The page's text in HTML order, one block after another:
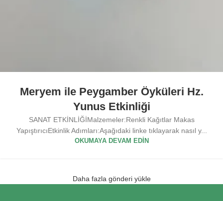
Meryem ile Peygamber Öyküleri Hz.
Yunus Etkinliği
SANAT ETKİNLİĞİMalzemeler:Renkli Kağıtlar Makas
YapıştırıcıEtkinlik Adımları:Aşağıdaki linke tıklayarak nasıl y...
OKUMAYA DEVAM EDIN
Daha fazla gönderi yükle